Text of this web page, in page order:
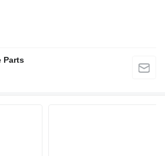
Parts